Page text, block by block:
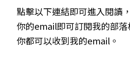
臉書生活
好書推廌
線上直播
自我挑戰
八字中階班
八字高階班
科學八字推理PDF
八字批命
科學八字推理2
科學八字推理3
批命預約
上課預約
登錄/註冊
搜索
點擊以下連結即可進入閱讀
你的email即可訂閱我的部
你都可以收到我的email。